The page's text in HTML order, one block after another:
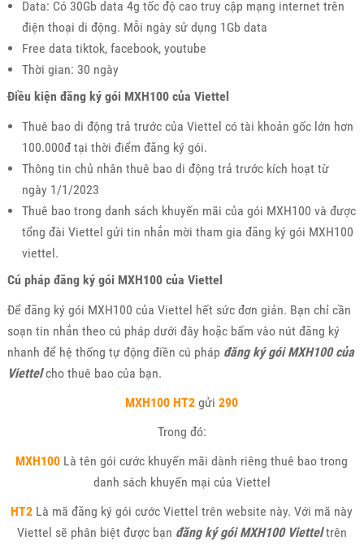
Data: Có 30Gb data 4g tốc độ cao truy cập mạng internet trên
điện thoại di động. Mỗi ngày sử dụng 1Gb data
Free data tiktok, facebook, youtube
Thời gian: 30 ngày
Điều kiện đăng ký gói MXH100 của Viettel
Thuê bao di động trả trước của Viettel có tài khoản gốc lớn hơn
100.000đ tại thời điểm đăng ký gói.
Thông tin chủ nhân thuê bao di động trả trước kích hoạt từ
ngày 1/1/2023
Thuê bao trong danh sách khuyến mãi của gói MXH100 và được
tổng đài Viettel gửi tin nhắn mời tham gia đăng ký gói MXH100
viettel.
Cú pháp đăng ký gói MXH100 của Viettel
Để đăng ký gói MXH100 của Viettel hết sức đơn giản. Bạn chỉ cần
soạn tin nhắn theo cú pháp dưới đây hoặc bấm vào nút đăng ký
nhanh để hệ thống tự động điền cú pháp đăng ký gói MXH100 của
Viettelcho thuê bao của bạn.
MXH100 HT2 gửi 290
Trong đó:
MXH100 Là tên gói cước khuyến mãi dành riêng thuê bao trong
danh sách khuyến mại của Viettel
HT2 Là mã đăng ký gói cước Viettel trên website này. Với mã này
Viettel sẽ phân biệt được bạn đăng ký gói MXH100 Vietteltrên